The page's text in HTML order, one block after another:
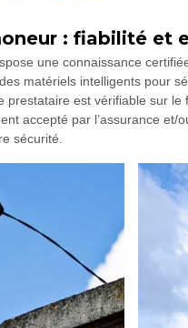
: fiabilité et
une connaissance
matériels intelligents pour
prestataire est vérifiable sur
accepté par l’assurance et/
sécurité.